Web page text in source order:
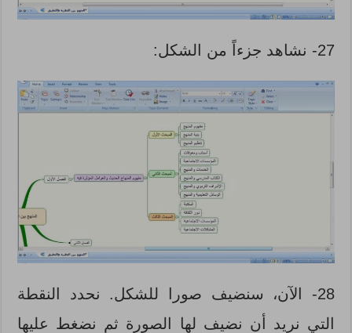
27- نشاهد جزءاً من الشكل:
28- الآن، سنضيف صورا للشكل. نحدد النقطة
التي نريد أن نضيف لها الصورة ثم نضغط عليها